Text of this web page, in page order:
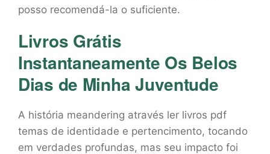
posso recomendá-la o suficiente.
Livros Grátis
Instantaneamente Os Belos
Dias de Minha Juventude
A história meandering através ler livros pdf
temas de identidade e pertencimento, tocando
em verdades profundas, mas seu impacto foi